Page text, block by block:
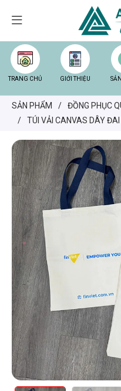
TRANG CHỦ GIỚI THIỆU
SẢN PHẨM / ĐỒNG PHỤC
/
TÚI VẢI CANVAS DÂY ĐAI